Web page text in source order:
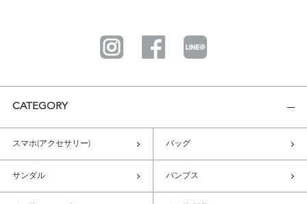
CATEGORY
スマホ(アクセサリー) バッグ
サンダル パンプス